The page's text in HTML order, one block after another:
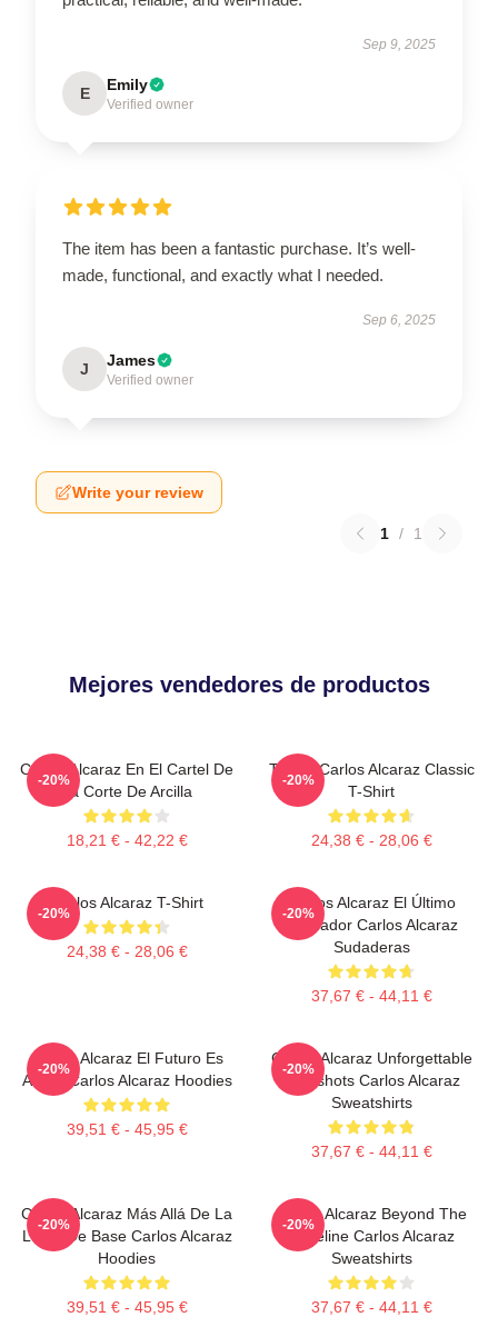
Sep 9, 2025
E Emily
Verified owner
The item has been a fantastic purchase. It’s well-
made, functional, and exactly what I needed.
Sep 6, 2025
J James
Verified owner
Write your review
1 / 1
Mejores vendedores de productos
Carlos Alcaraz En El Cartel De
La Corte De Arcilla
18,21 € - 42,22 €
-20%
Tennis Carlos Alcaraz Classic
T-Shirt
24,38 € - 28,06 €
-20%
Carlos Alcaraz T-Shirt
24,38 € - 28,06 €
-20%
Carlos Alcaraz El Último
Luchador Carlos Alcaraz
Sudaderas
37,67 € - 44,11 €
-20%
Carlos Alcaraz El Futuro Es
Ahora Carlos Alcaraz Hoodies
39,51 € - 45,95 €
-20%
Carlos Alcaraz Unforgettable
Dropshots Carlos Alcaraz
Sweatshirts
37,67 € - 44,11 €
-20%
Carlos Alcaraz Más Allá De La
Línea De Base Carlos Alcaraz
Hoodies
39,51 € - 45,95 €
-20%
Carlos Alcaraz Beyond The
Baseline Carlos Alcaraz
Sweatshirts
37,67 € - 44,11 €
-20%